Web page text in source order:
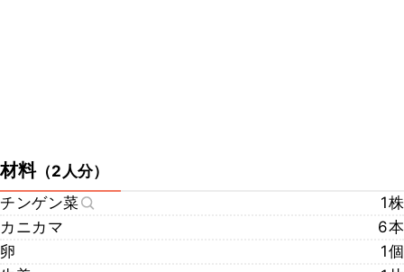
材料（2人分）
チンゲン菜
1株
カニカマ
6本
卵
1個